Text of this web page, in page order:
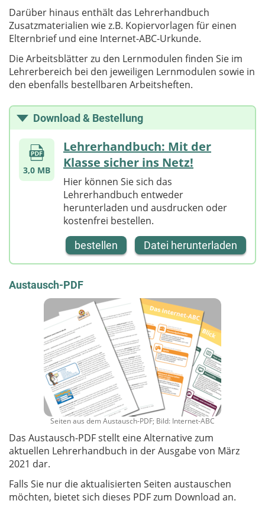
Darüber hinaus enthält das Lehrerhandbuch
Zusatzmaterialien wie z.B. Kopiervorlagen für einen
Elternbrief und eine Internet-ABC-Urkunde.
Die Arbeitsblätter zu den Lernmodulen finden Sie im
Lehrerbereich bei den jeweiligen Lernmodulen sowie in
den ebenfalls bestellbaren Arbeitsheften.
Download & Bestellung
3,0 MB
Lehrerhandbuch: Mit der
Klasse sicher ins Netz!
Hier können Sie sich das
Lehrerhandbuch entweder
herunterladen und ausdrucken oder
kostenfrei bestellen.
bestellen Datei herunterladen
Austausch-PDF
Seiten aus dem Austausch-PDF; Bild: Internet-ABC
Das Austausch-PDF stellt eine Alternative zum
aktuellen Lehrerhandbuch in der Ausgabe von März
2021 dar.
Falls Sie nur die aktualisierten Seiten austauschen
möchten, bietet sich dieses PDF zum Download an.